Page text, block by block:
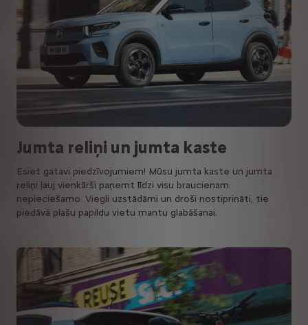
Jumta reliņi un jumta kaste
Esiet gatavi piedzīvojumiem! Mūsu jumta kaste un jumta
reliņi ļauj vienkārši paņemt līdzi visu braucienam
nepieciešamo. Viegli uzstādāmi un droši nostiprināti, tie
piedāvā plašu papildu vietu mantu glabāšanai.